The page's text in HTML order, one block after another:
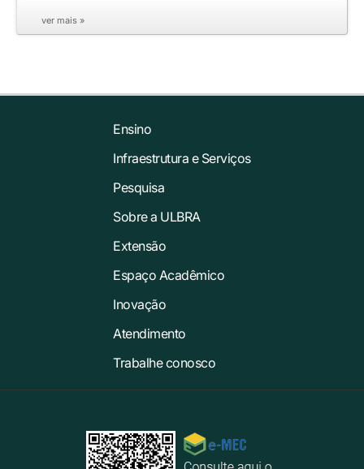
ver mais »
Ensino
Infraestrutura e Serviços
Pesquisa
Sobre a ULBRA
Extensão
Espaço Acadêmico
Inovação
Atendimento
Trabalhe conosco